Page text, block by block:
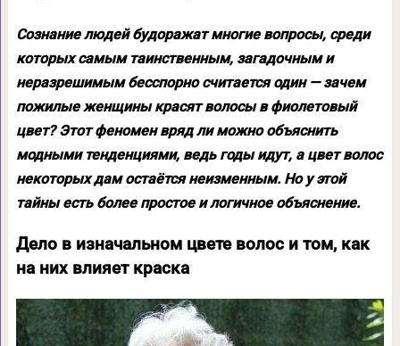
Сознание людей будоражат многие вопросы, среди
которых самым таинственным, загадочным и
неразрешимым бесспорно считается один — зачем
пожилые женщины красят волосы в фиолетовый
цвет? Этот феномен вряд ли можно объяснить
модными тенденциями, ведь годы идут, а цвет волос
некоторых дам остаётся неизменным. Но у этой
тайны есть более простое и логичное объяснение.
Дело в изначальном цвете волос и том, как
на них влияет краска